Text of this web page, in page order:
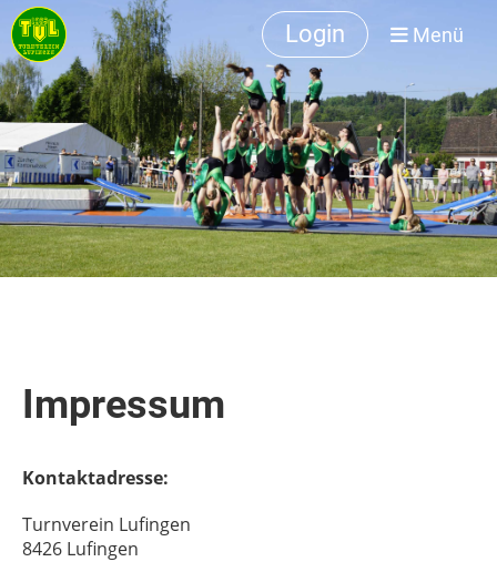
Login Menü
Impressum
Kontaktadresse:
Turnverein Lufingen
8426 Lufingen